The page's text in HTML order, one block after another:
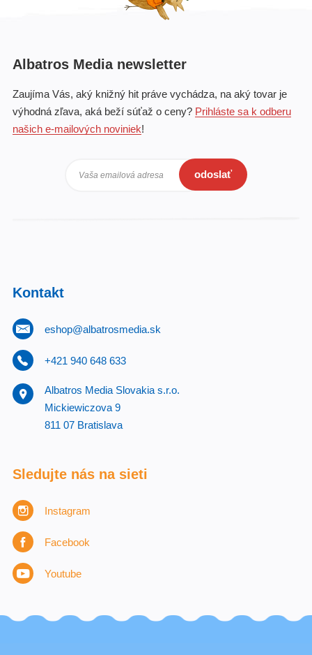
Albatros Media newsletter
Zaujíma Vás, aký knižný hit práve vychádza, na aký tovar je
výhodná zľava, aká beží súťaž o ceny? Prihláste sa k odberu
našich e-mailových noviniek!
Vaša emailová adresa odoslať
Kontakt
eshop@albatrosmedia.sk
+421 940 648 633
Albatros Media Slovakia s.r.o.
Mickiewiczova 9
811 07 Bratislava
Sledujte nás na sieti
Instagram
Facebook
Youtube